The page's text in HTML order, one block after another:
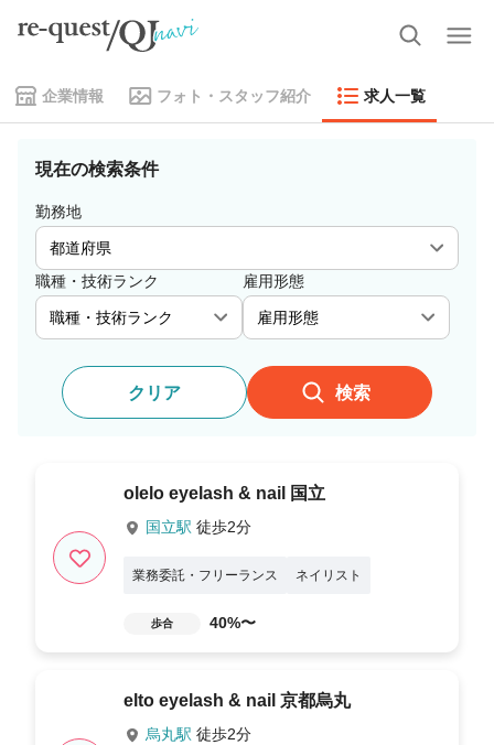
企業情報 フォト・スタッフ紹介 求人一覧
現在の検索条件
勤務地
職種・技術ランク 雇用形態
クリア 検索
olelo eyelash & nail 国立
国立駅 徒歩2分
業務委託・フリーランス ネイリスト
歩合 40%〜
elto eyelash & nail 京都烏丸
烏丸駅 徒歩2分